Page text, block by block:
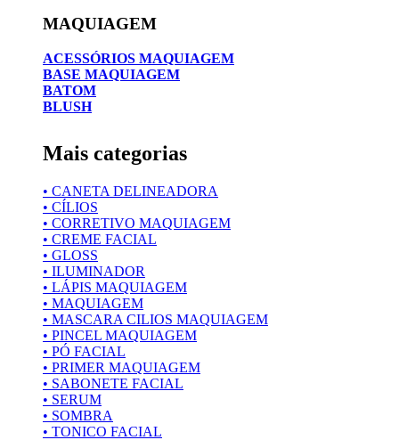
MAQUIAGEM
ACESSÓRIOS MAQUIAGEM
BASE MAQUIAGEM
BATOM
BLUSH
Mais categorias
• CANETA DELINEADORA
• CÍLIOS
• CORRETIVO MAQUIAGEM
• CREME FACIAL
• GLOSS
• ILUMINADOR
• LÁPIS MAQUIAGEM
• MAQUIAGEM
• MASCARA CILIOS MAQUIAGEM
• PINCEL MAQUIAGEM
• PÓ FACIAL
• PRIMER MAQUIAGEM
• SABONETE FACIAL
• SERUM
• SOMBRA
• TONICO FACIAL